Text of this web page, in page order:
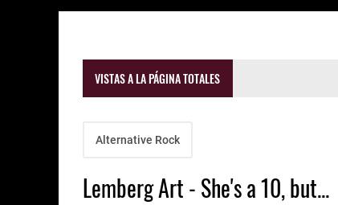
VISTAS A LA PÁGINA TOTALES
Alternative Rock
Lemberg Art - She's a 10, but...